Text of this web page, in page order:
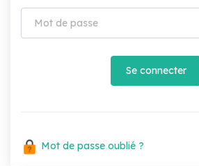
Se connecter
Mot de passe oublié ?